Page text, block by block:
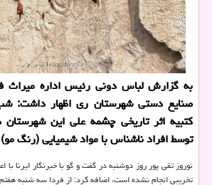
به گزارش لباس دونی رئیس اداره میراث
صنایع دستی شهرستان ری اظهار داشت:
کتبیه اثر تاریخی چشمه علی این
توسط افراد ناشناس با مواد شیمیایی
نوروز تقی پور روز دوشنبه در گفت و گو با خبرنگار ایرنا با